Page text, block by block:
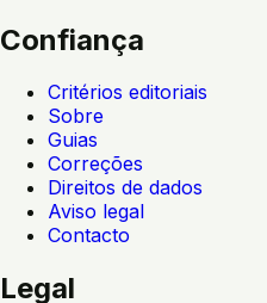
Confiança
Critérios editoriais
Sobre
Guias
Correções
Direitos de dados
Aviso legal
Contacto
Legal